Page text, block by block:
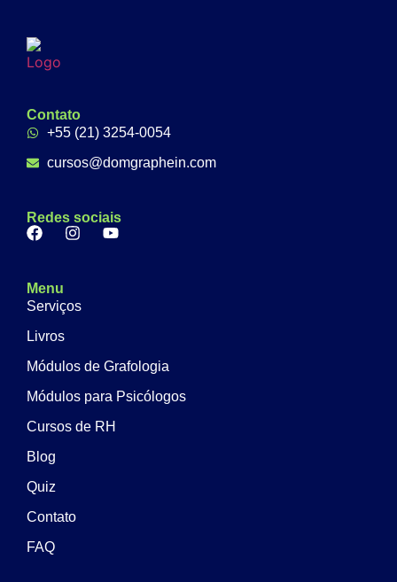
Contato
+55 (21) 3254-0054
cursos@domgraphein.com
Redes sociais
Menu
Serviços
Livros
Módulos de Grafologia
Módulos para Psicólogos
Cursos de RH
Blog
Quiz
Contato
FAQ